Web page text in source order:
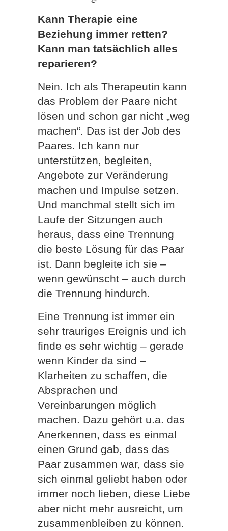
Kann Therapie eine
Beziehung immer retten?
Kann man tatsächlich alles
reparieren?
Nein. Ich als Therapeutin kann
das Problem der Paare nicht
lösen und schon gar nicht „weg
machen“. Das ist der Job des
Paares. Ich kann nur
unterstützen, begleiten,
Angebote zur Veränderung
machen und Impulse setzen.
Und manchmal stellt sich im
Laufe der Sitzungen auch
heraus, dass eine Trennung
die beste Lösung für das Paar
ist. Dann begleite ich sie –
wenn gewünscht – auch durch
die Trennung hindurch.
Eine Trennung ist immer ein
sehr trauriges Ereignis und ich
finde es sehr wichtig – gerade
wenn Kinder da sind –
Klarheiten zu schaffen, die
Absprachen und
Vereinbarungen möglich
machen. Dazu gehört u.a. das
Anerkennen, dass es einmal
einen Grund gab, dass das
Paar zusammen war, dass sie
sich einmal geliebt haben oder
immer noch lieben, diese Liebe
aber nicht mehr ausreicht, um
zusammenbleiben zu können.